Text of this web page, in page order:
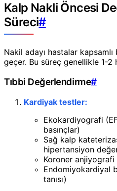
Kalp Nakli Öncesi
Süreci#
Nakil adayı hastalar
geçer. Bu süreç genellikle 1-2
Tıbbi Değerlendirme#
Kardiyak testler:
Ekokardiyografi
basınçlar)
Sağ kalp
hipertansiyon
Koroner anjiyografi
Endomiyokardiyal
tanısı)